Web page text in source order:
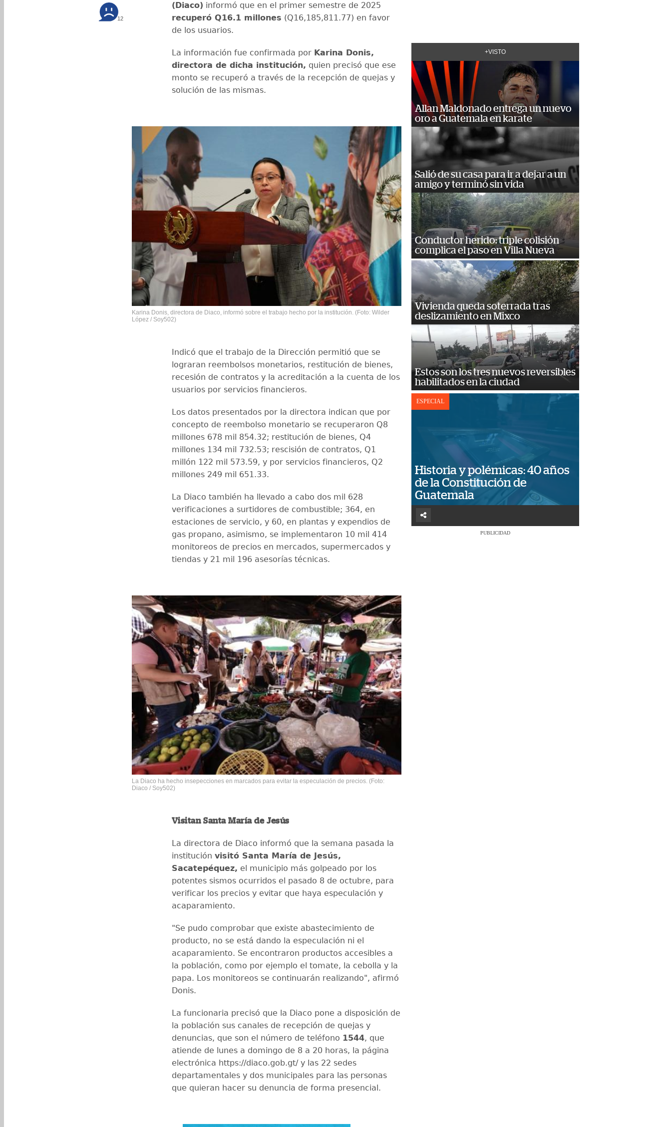
12
(Diaco) informó que en el primer semestre de 2025
recuperó Q16.1 millones (Q16,185,811.77) en favor
de los usuarios.
La información fue confirmada por Karina Donis,
directora de dicha institución, quien precisó que ese
monto se recuperó a través de la recepción de quejas y
solución de las mismas.
Karina Donis, directora de Diaco, informó sobre el trabajo hecho por la institución. (Foto: Wilder
López / Soy502)
Indicó que el trabajo de la Dirección permitió que se
lograran reembolsos monetarios, restitución de bienes,
recesión de contratos y la acreditación a la cuenta de los
usuarios por servicios financieros.
Los datos presentados por la directora indican que por
concepto de reembolso monetario se recuperaron Q8
millones 678 mil 854.32; restitución de bienes, Q4
millones 134 mil 732.53; rescisión de contratos, Q1
millón 122 mil 573.59, y por servicios financieros, Q2
millones 249 mil 651.33.
La Diaco también ha llevado a cabo dos mil 628
verificaciones a surtidores de combustible; 364, en
estaciones de servicio, y 60, en plantas y expendios de
gas propano, asimismo, se implementaron 10 mil 414
monitoreos de precios en mercados, supermercados y
tiendas y 21 mil 196 asesorías técnicas.
La Diaco ha hecho insepecciones en marcados para evitar la especulación de precios. (Foto:
Diaco / Soy502)
Visitan Santa María de Jesús
La directora de Diaco informó que la semana pasada la
institución visitó Santa María de Jesús,
Sacatepéquez, el municipio más golpeado por los
potentes sismos ocurridos el pasado 8 de octubre, para
verificar los precios y evitar que haya especulación y
acaparamiento.
"Se pudo comprobar que existe abastecimiento de
producto, no se está dando la especulación ni el
acaparamiento. Se encontraron productos accesibles a
la población, como por ejemplo el tomate, la cebolla y la
papa. Los monitoreos se continuarán realizando", afirmó
Donis.
La funcionaria precisó que la Diaco pone a disposición de
la población sus canales de recepción de quejas y
denuncias, que son el número de teléfono 1544, que
atiende de lunes a domingo de 8 a 20 horas, la página
electrónica https://diaco.gob.gt/ y las 22 sedes
departamentales y dos municipales para las personas
que quieran hacer su denuncia de forma presencial.
+VISTO
Allan Maldonado entrega un nuevo
oro a Guatemala en karate
Salió de su casa para ir a dejar a un
amigo y terminó sin vida
Conductor herido: triple colisión
complica el paso en Villa Nueva
Vivienda queda soterrada tras
deslizamiento en Mixco
Estos son los tres nuevos reversibles
habilitados en la ciudad
ESPECIAL
Historia y polémicas: 40 años
de la Constitución de
Guatemala
PUBLICIDAD